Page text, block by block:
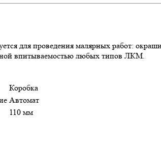
для проведения малярных работ:
впитываемостью любых типов ЛКМ.
Коробка
Автомат
110 мм